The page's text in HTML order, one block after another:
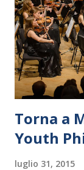
Torna a
Youth
luglio 31, 2015